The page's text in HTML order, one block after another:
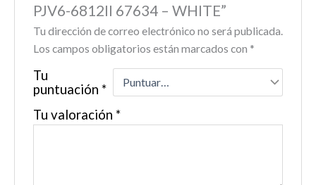
PJV6-6812II 67634 – WHITE”
Tu dirección de correo electrónico no será publicada.
Los campos obligatorios están marcados con *
Tu
puntuación *
Tu valoración *